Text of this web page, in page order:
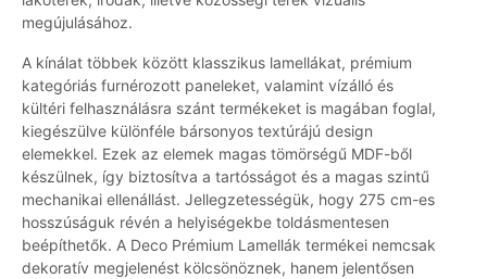
megújulásához.
A kínálat többek között klasszikus lamellákat, prémium
kategóriás furnérozott paneleket, valamint vízálló és
kültéri felhasználásra szánt termékeket is magában foglal,
kiegészülve különféle bársonyos textúrájú design
elemekkel. Ezek az elemek magas tömörségű MDF-ből
készülnek, így biztosítva a tartósságot és a magas szintű
mechanikai ellenállást. Jellegzetességük, hogy 275 cm-es
hosszúságuk révén a helyiségekbe toldásmentesen
beépíthetők. A Deco Prémium Lamellák termékei nemcsak
dekoratív megjelenést kölcsönöznek, hanem jelentősen